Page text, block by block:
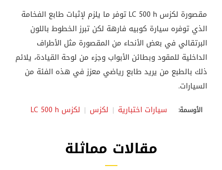
مقصورة لكزس LC 500 h توفر ما يلزم لإثبات طابع الفخامة
الذي توفره سيارة كوبيه فارهة لكن تبرز الخطوط باللون
البرتقالي في بعض الأنحاء من المقصورة مثل الأطراف
الداخلية للمقود وبطائن الأبواب وجزء من لوحة القيادة، يلائم
ذلك بالطبع من يريد طابع رياضي معزز في هذه الفئة من
السيارات.
الأوسمة: سيارات اختبارية لكزس لكزس LC 500 h
مقالات مماثلة